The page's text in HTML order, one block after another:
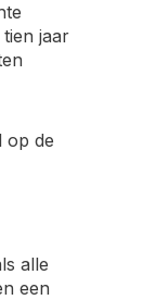
jaar
op de
alle
een